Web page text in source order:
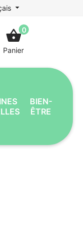
shopping_basket0
Panier
BIEN-
ÊTRE